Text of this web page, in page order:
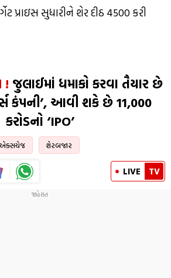
પ્રાઇસ સુધારીને શેર દીઠ ₹4500 કરી
! જુલાઈમાં ધમાકો કરવા તૈયાર છે
કંપની’, આવી શકે છે ₹11,000
કરોડનો ‘IPO’
એક્સચેજ શેરબજાર
LIVE TV